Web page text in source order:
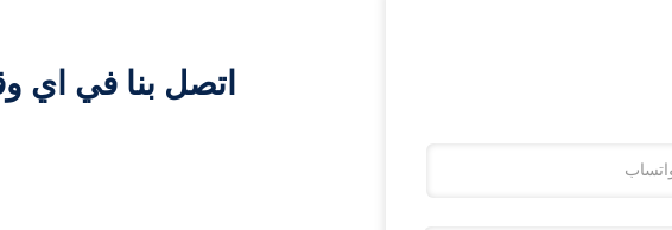
اتصل بنا في اي